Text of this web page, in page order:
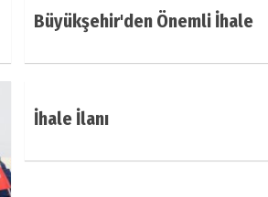
Büyükşehir'den Önemli İhale
İhale İlanı